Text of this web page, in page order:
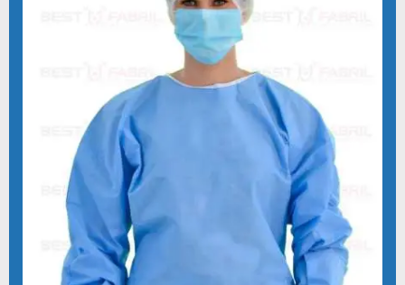
KIT CIRURGICO ODONTOLOGICO DESCARTAVEL
KIT CIRÚRGICO COM PROPÉ E TOUCA
KIT CIRÚRGICO UNIVERSAL ESTÉRIL
KIT CLÍNICO ESTÉRIL
KIT CLINICO ODONTOLOGICO
KIT ESTERIL PARA IMPLANTE
KIT IMPLANTE
KIT IMPLANTE PREÇO
KIT MÉDICO DESCARTÁVEL